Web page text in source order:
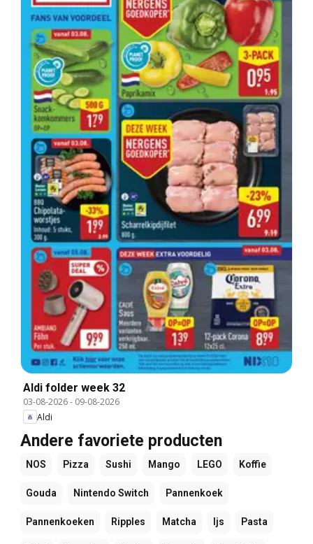
Aldi folder week 32
03-08-2026- 09-08-2026
Aldi
Andere favoriete producten
NOS Pizza Sushi Mango LEGO Koffie
Gouda Nintendo Switch Pannenkoek
Pannenkoeken Ripples Matcha Ijs Pasta